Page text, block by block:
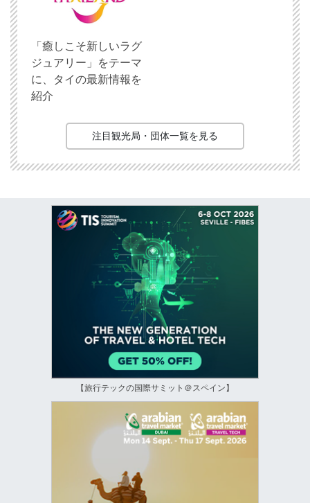
「癒しこそ新しいラグ
ジュアリー」をテーマ
に、タイの最新情報を
紹介
注目観光局・団体一覧を見る
【旅行テックの国際サミット＠スペイン】